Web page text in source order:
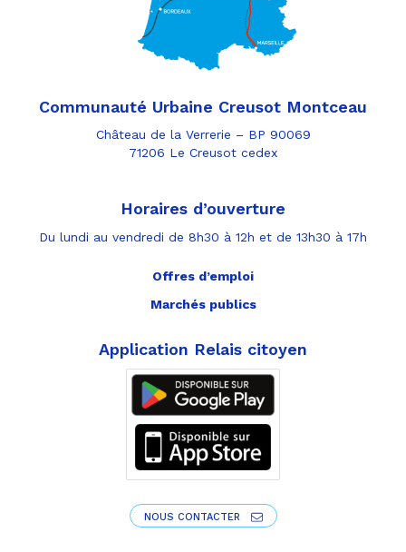
Communauté Urbaine Creusot Montceau
Château de la Verrerie – BP 90069
71206 Le Creusot cedex
Horaires d’ouverture
Du lundi au vendredi de 8h30 à 12h et de 13h30 à 17h
Offres d’emploi
Marchés publics
Application Relais citoyen
NOUS CONTACTER